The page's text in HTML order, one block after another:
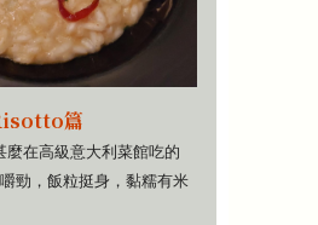
篇
麼在高級意大利菜館吃的
勁，飯粒挺身，黏糯有米